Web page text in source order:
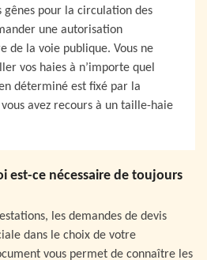
pour la circulation des
une autorisation
de la voie publique. Vous ne
vos haies à n’importe quel
déterminé est fixé par la
avez recours à un taille-haie
est-ce nécessaire de toujours
les demandes de devis
dans le choix de votre
vous permet de connaître les